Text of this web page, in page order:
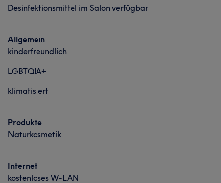
Desinfektionsmittel im Salon verfügbar
Allgemein
kinderfreundlich
LGBTQIA+
klimatisiert
Produkte
Naturkosmetik
Internet
kostenloses W-LAN